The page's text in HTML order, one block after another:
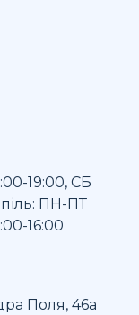
19:00, СБ
ПН-ПТ
16:00
Поля, 46а